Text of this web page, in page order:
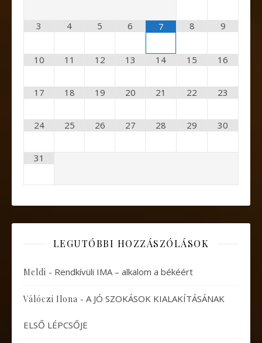
3 4 5 6 7 8 9
10 11 12 13 14 15 16
17 18 19 20 21 22 23
24 25 26 27 28 29 30
31
LEGUTÓBBI HOZZÁSZÓLÁSOK
Meldi - Rendkívüli IMA – alkalom a békéért
Válóczi Ilona - A JÓ SZOKÁSOK KIALAKÍTÁSÁNAK
ELSŐ LÉPCSŐJE